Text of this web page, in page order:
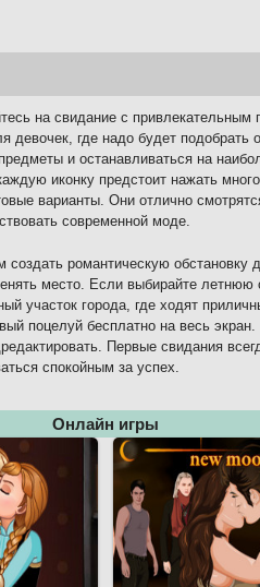
на свидание с
девочек, где надо будет
и останавливаться на
иконку предстоит нажать
варианты. Они отлично
современной моде.
романтическую
место. Если выбирайте
участок города, где ходят
поцелуй бесплатно на весь
Первые свидания
спокойным за успех.
Онлайн игры